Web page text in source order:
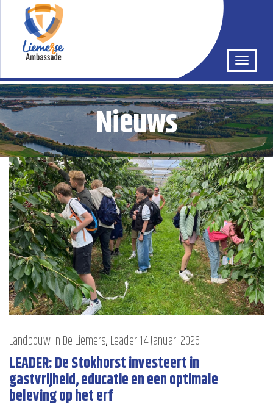
Nieuws
Landbouw In De Liemers,Leader14 Januari 2026
LEADER: De Stokhorst investeert in
gastvrijheid, educatie en een optimale
beleving op het erf